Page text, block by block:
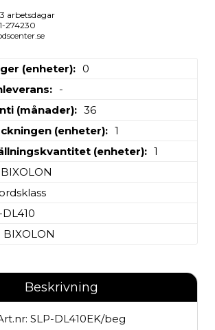
arbetsdagar
274230
(enheter)
0
-
(månader)
36
(enheter)
1
(enheter)
1
BIXOLON
DL410
BIXOLON
Beskrivning
SLP-DL410EK/beg